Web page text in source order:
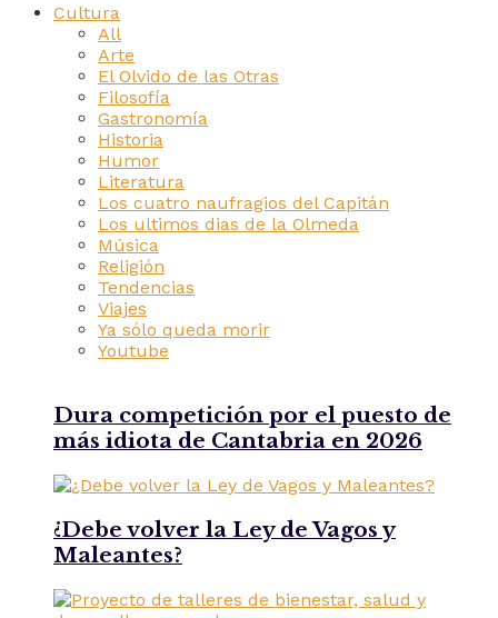
Cultura
All
Arte
El Olvido de las Otras
Filosofía
Gastronomía
Historia
Humor
Literatura
Los cuatro naufragios del Capitán
Los ultimos dias de la Olmeda
Música
Religión
Tendencias
Viajes
Ya sólo queda morir
Youtube
Dura competición por el puesto de
más idiota de Cantabria en 2026
¿Debe volver la Ley de Vagos y
Maleantes?